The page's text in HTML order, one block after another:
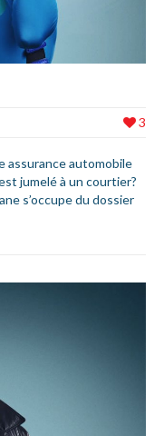
3
assurance automobile
jumelé à un courtier?
s’occupe du dossier